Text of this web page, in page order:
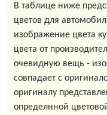
В таблице ниже
цветов для
изображение цвета
цвета от
очевидную вещь -
совпадает с
оригиналу
определнной